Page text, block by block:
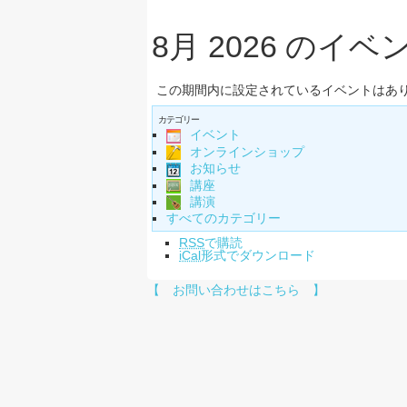
8月 2026 のイベ
この期間内に設定されているイベントはあ
カテゴリー
イベント
オンラインショップ
お知らせ
講座
講演
すべてのカテゴリー
RSSで購読
iCal形式でダウンロード
【 お問い合わせはこちら 】